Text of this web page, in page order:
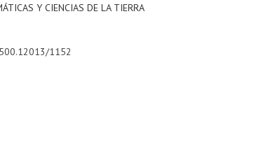
Y CIENCIAS DE LA TIERRA
1152